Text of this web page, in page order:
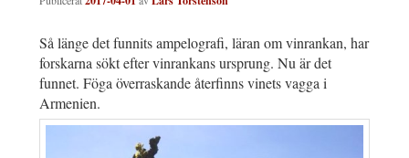
Så länge det funnits ampelografi, läran om vinrankan, har
forskarna sökt efter vinrankans ursprung. Nu är det
funnet. Föga överraskande återfinns vinets vagga i
Armenien.